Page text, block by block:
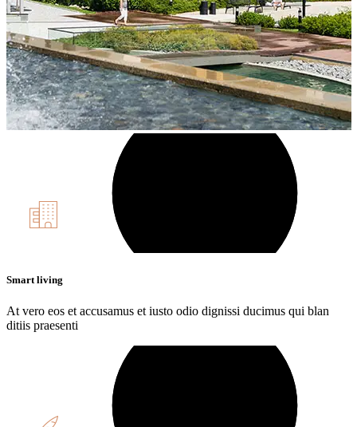
Smart living
At vero eos et accusamus et iusto odio dignissi ducimus qui blan
ditiis praesenti